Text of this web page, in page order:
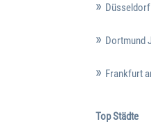
Dortmund
Frankfurt
Top Städte